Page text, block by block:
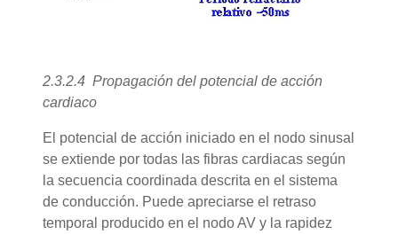
2.3.2.4 Propagación del potencial de acción
cardiaco
El potencial de acción iniciado en el nodo sinusal
se extiende por todas las fibras cardiacas según
la secuencia coordinada descrita en el sistema
de conducción. Puede apreciarse el retraso
temporal producido en el nodo AV y la rapidez